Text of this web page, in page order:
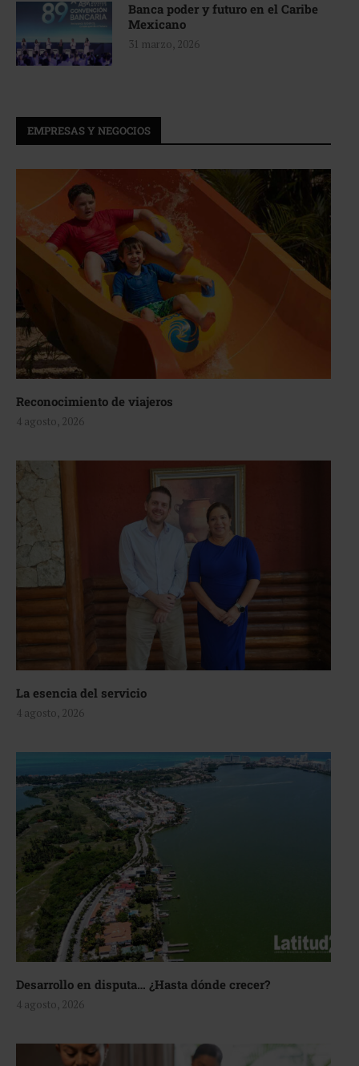
Banca poder y futuro en el Caribe
Mexicano
31 marzo, 2026
EMPRESAS Y NEGOCIOS
Reconocimiento de viajeros
4 agosto, 2026
La esencia del servicio
4 agosto, 2026
Desarrollo en disputa… ¿Hasta dónde crecer?
4 agosto, 2026